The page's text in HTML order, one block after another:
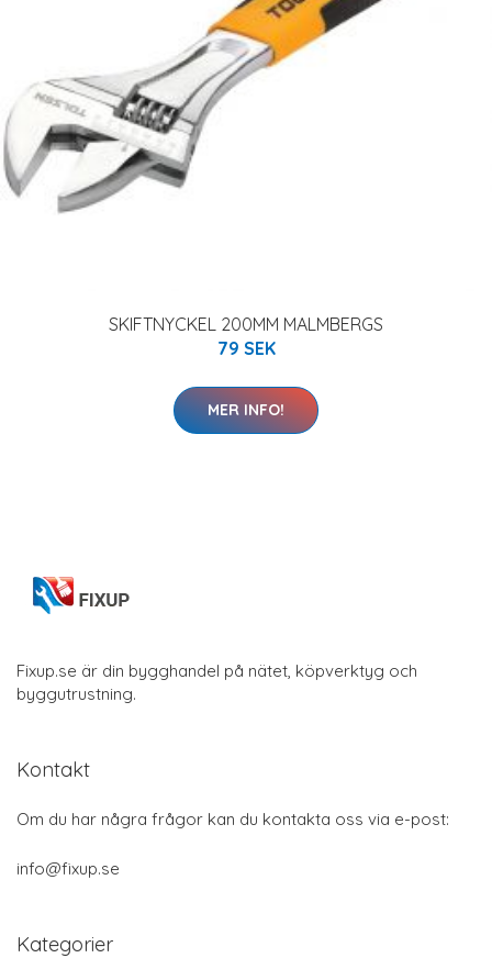
SKIFTNYCKEL 200MM MALMBERGS
79 SEK
MER INFO!
Fixup.se är din bygghandel på nätet, köpverktyg och
byggutrustning.
Kontakt
Om du har några frågor kan du kontakta oss via e-post:
info@fixup.se
Kategorier